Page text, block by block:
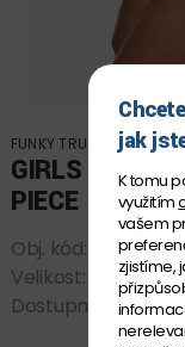
FUNKY TRUNKS
GIRLS
PIECE -
Obj. kód:
Velikost:
Dostupnost:
jak
K tomu
využitím
vašem
zjistíme,